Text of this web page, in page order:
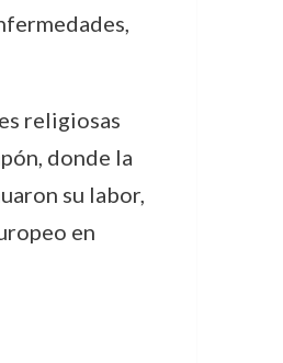
religiosas
donde la
su labor,
en